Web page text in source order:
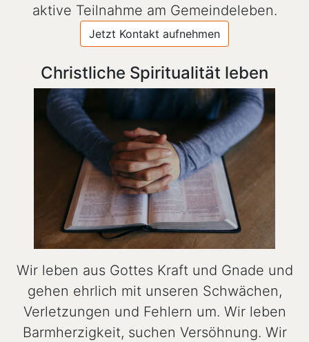
aktive Teilnahme am Gemeindeleben.
Jetzt Kontakt aufnehmen
Christliche Spiritualität leben
Wir leben aus Gottes Kraft und Gnade und
gehen ehrlich mit unseren Schwächen,
Verletzungen und Fehlern um. Wir leben
Barmherzigkeit, suchen Versöhnung. Wir